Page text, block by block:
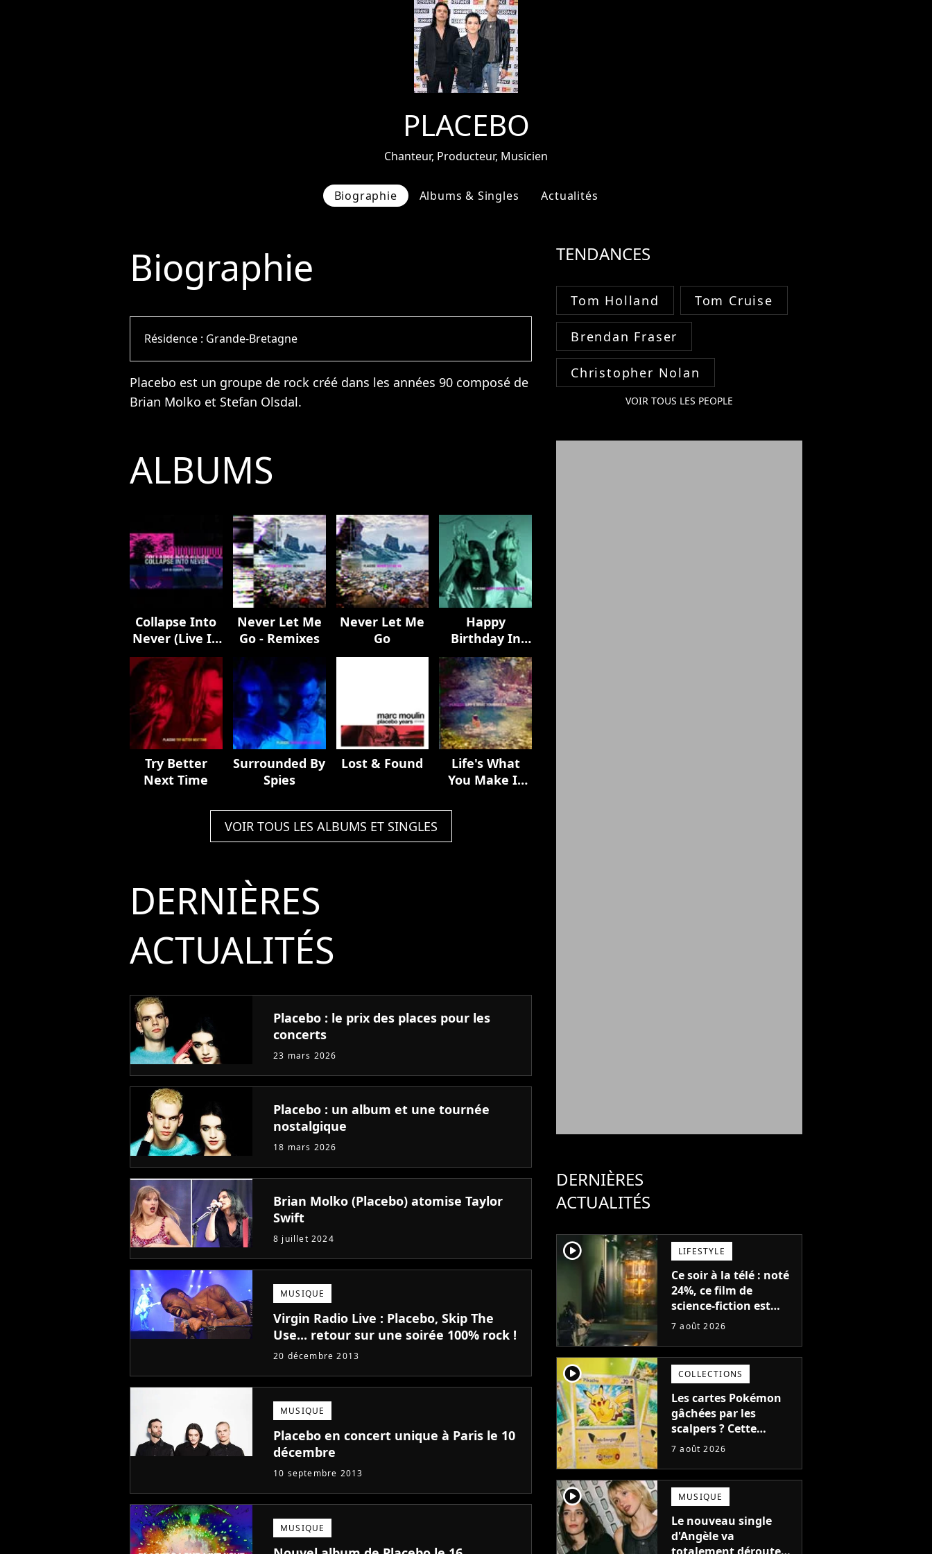
PLACEBO
Chanteur, Producteur, Musicien
Biographie Albums & Singles Actualités
Biographie
Résidence : Grande-Bretagne
Placebo est un groupe de rock créé dans les années 90 composé de
Brian Molko et Stefan Olsdal.
ALBUMS
Collapse Into
Never (Live In
Europe 2023)
Never Let Me
Go - Remixes
Never Let Me
Go
Happy
Birthday In
The Sky
Try Better
Next Time
Surrounded By
Spies
Lost & Found
Life's What
You Make It
VOIR TOUS LES ALBUMS ET SINGLES
DERNIÈRES
ACTUALITÉS
Placebo : le prix des places pour les
concerts
23 mars 2026
Placebo : un album et une tournée
nostalgique
18 mars 2026
Brian Molko (Placebo) atomise Taylor
Swift
8 juillet 2024
MUSIQUE
Virgin Radio Live : Placebo, Skip The
Use... retour sur une soirée 100% rock !
20 décembre 2013
MUSIQUE
Placebo en concert unique à Paris le 10
décembre
10 septembre 2013
MUSIQUE
TENDANCES
Tom Holland Tom Cruise
Brendan Fraser
Christopher Nolan
VOIR TOUS LES PEOPLE
DERNIÈRES
ACTUALITÉS
player2 LIFESTYLE
Ce soir à la télé : noté
24%, ce film de
science-fiction est
complètement raté,
encore pire à cause de
son acteur
7 août 2026
player2 COLLECTIONS
Les cartes Pokémon
gâchées par les
scalpers ? Cette
technique géniale
ruiner les revendeurs
7 août 2026
player2 MUSIQUE
Le nouveau single
d'Angèle va